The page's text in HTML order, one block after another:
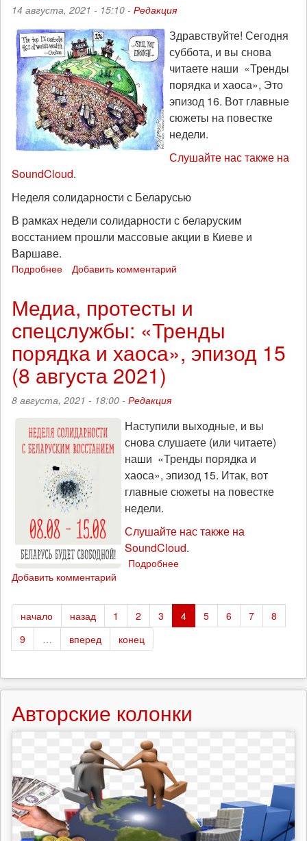
анти-
империализма
14 августа, 2021 - 15:10 - Редакция
Здравствуйте! Сегодня
суббота, и вы снова
читаете наши «Тренды
порядка и хаоса», Это
эпизод 16. Вот главные
сюжеты на повестке
недели.
Слушайте нас также на
SoundCloud.
Неделя солидарности с Беларусью
В рамках недели солидарности с беларуским
восстанием прошли массовые акции в Киеве и
Варшаве.
Подробнее
и
локальное:
«Тренды
порядка
и
хаоса»,
эпизод
16
(14
августа
2021)
Добавить комментарий
Медиа, протесты и
спецслужбы: «Тренды
порядка и хаоса», эпизод 15
(8 августа 2021)
8 августа, 2021 - 18:00 - Редакция
Наступили выходные, и вы
снова слушаете (или читаете)
наши «Тренды порядка и
хаоса», эпизод 15. Итак, вот
главные сюжеты на повестке
недели.
Слушайте нас также на
SoundCloud.
Подробнее
и
спецслужбы:
«Тренды
эпизод
(8
августа
Добавить комментарий
начало назад 1 2 3 4 5 6 7
8
9
… вперед конец
Авторские колонки